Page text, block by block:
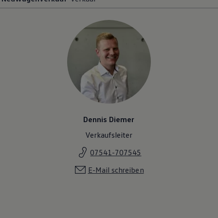
Magazin
Transport
Familie
Elektromobilität
Volkswagen R
Pannen- und Unfallhilfe
Volkswagen Kundenbetreuung
Dennis Diemer
Verkaufsleiter
07541-707545
E-Mail schreiben